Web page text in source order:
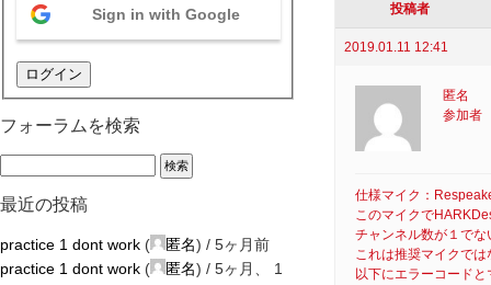
投稿者
2019.01.11 12:41
匿名
参加者
仕様マイク：
このマイクで
チャンネル数が１で
これは推奨マイクで
以下にエラーコード
Sign in with Google
ログイン
フォーラムを検索
最近の投稿
practice 1 dont work ( 匿名) / 5ヶ月前
practice 1 dont work ( 匿名) / 5ヶ月、 1